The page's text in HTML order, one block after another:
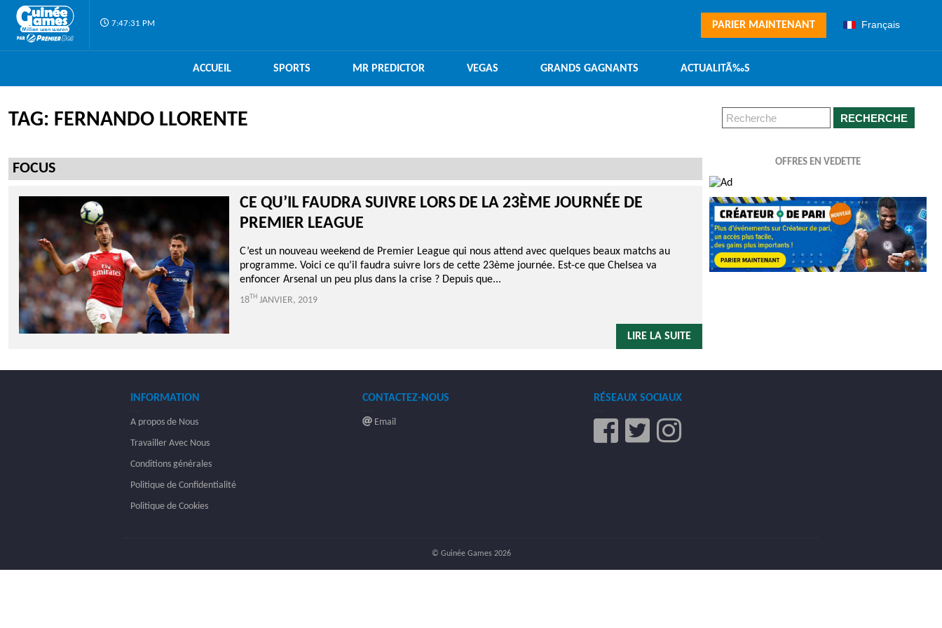
7:47:31 PM Français
PARIER MAINTENANT
ACCUEIL SPORTS MR PREDICTOR VEGAS GRANDS GAGNANTS ACTUALITÃ‰S
TAG: FERNANDO LLORENTE
FOCUS
CE QU’IL FAUDRA SUIVRE LORS DE LA 23ÈME JOURNÉE DE
PREMIER LEAGUE
C’est un nouveau weekend de Premier League qui nous attend avec quelques beaux matchs au
programme. Voici ce qu’il faudra suivre lors de cette 23ème journée. Est-ce que Chelsea va
enfoncer Arsenal un peu plus dans la crise ? Depuis que...
18TH JANVIER, 2019
LIRE LA SUITE
RECHERCHE
OFFRES EN VEDETTE
INFORMATION
A propos de Nous
Travailler Avec Nous
Conditions générales
Politique de Confidentialité
Politique de Cookies
CONTACTEZ-NOUS
Email
RÉSEAUX SOCIAUX
© Guinée Games 2026